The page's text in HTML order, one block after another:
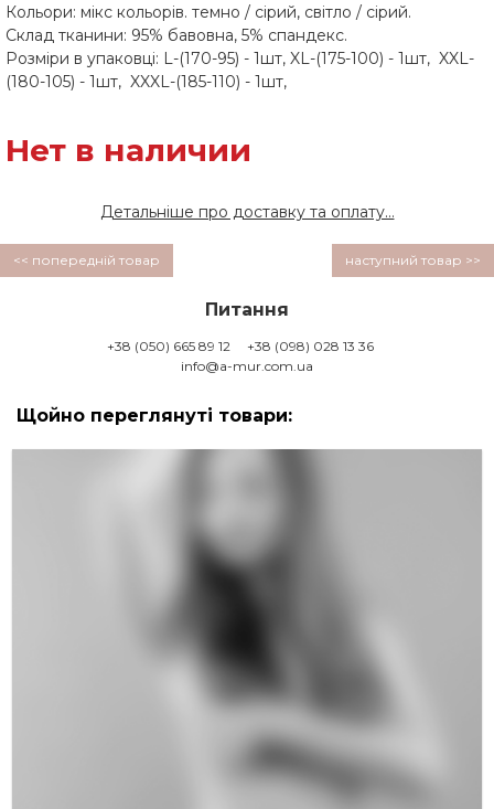
Кольори: мікс кольорів. темно / сірий, світло / сірий.
Склад тканини: 95% бавовна, 5% спандекс.
Розміри в упаковці: L-(170-95) - 1шт, XL-(175-100) - 1шт, XXL-
(180-105) - 1шт, XXXL-(185-110) - 1шт,
Нет в наличии
Детальніше про доставку та оплату...
<< попередній товар наступний товар >>
Питання
+38 (050) 665 89 12
+38 (098) 028 13 36
info@a-mur.com.ua
Щойно переглянуті товари: